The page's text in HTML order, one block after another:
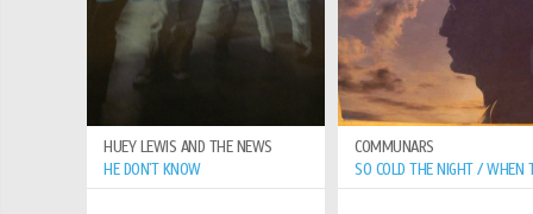
HUEY LEWIS AND THE NEWS
HE DON`T KNOW
COMMUNARS